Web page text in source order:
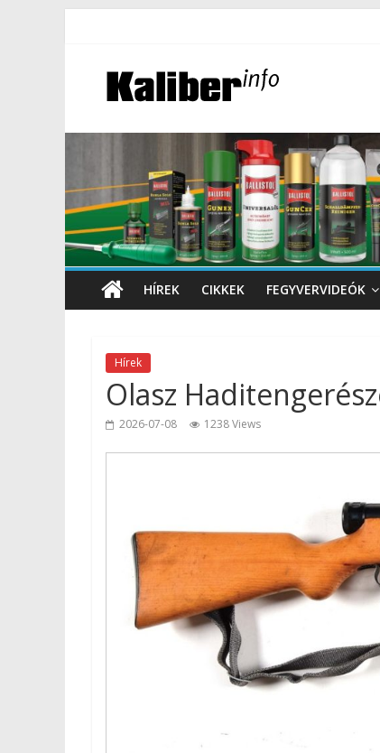
HÍREK CIKKEK FEGYVERVIDEÓK
Hírek
Olasz
2026-07-08 1238 Views